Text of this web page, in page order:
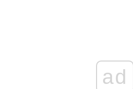
ad